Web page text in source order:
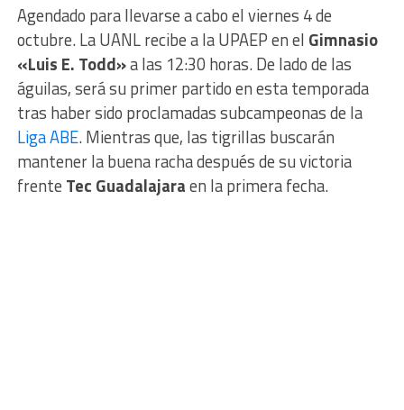
Agendado para llevarse a cabo el viernes 4 de
octubre. La UANL recibe a la UPAEP en el Gimnasio
«Luis E. Todd»a las 12:30 horas. De lado de las
águilas, será su primer partido en esta temporada
tras haber sido proclamadas subcampeonas de la
Liga ABE. Mientras que, las tigrillas buscarán
mantener la buena racha después de su victoria
frente Tec Guadalajaraen la primera fecha.